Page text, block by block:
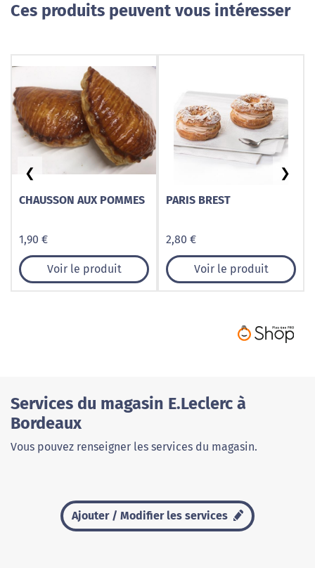
Ces produits peuvent vous intéresser
CHAUSSON AUX POMMES
1,90 €
Voir le produit
PARIS BREST
2,80 €
Voir le produit
❮ ❯
Services du magasin E.Leclerc à
Bordeaux
Vous pouvez renseigner les services du magasin.
Ajouter / Modifier les services